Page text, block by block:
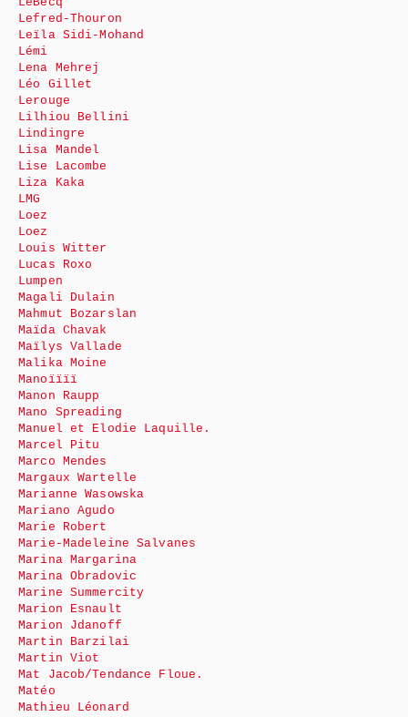
Lefred-Thouron
Leïla Sidi-Mohand
Lémi
Lena Mehrej
Léo Gillet
Lerouge
Lilhiou Bellini
Lindingre
Lisa Mandel
Lise Lacombe
Liza Kaka
LMG
Loez
Loez
Louis Witter
Lucas Roxo
Lumpen
Magali Dulain
Mahmut Bozarslan
Maïda Chavak
Maïlys Vallade
Malika Moine
Manoïïïï
Manon Raupp
Mano Spreading
Manuel et Elodie Laquille.
Marcel Pitu
Marco Mendes
Margaux Wartelle
Marianne Wasowska
Mariano Agudo
Marie Robert
Marie-Madeleine Salvanes
Marina Margarina
Marina Obradovic
Marine Summercity
Marion Esnault
Marion Jdanoff
Martin Barzilai
Martin Viot
Mat Jacob/Tendance Floue.
Matéo
Mathieu Léonard